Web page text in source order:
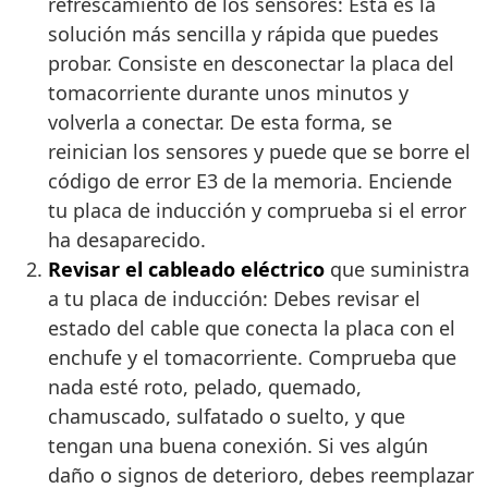
solución más sencilla y rápida que puedes
probar. Consiste en desconectar la placa del
tomacorriente durante unos minutos y
volverla a conectar. De esta forma, se
reinician los sensores y puede que se borre el
código de error E3 de la memoria. Enciende
tu placa de inducción y comprueba si el error
ha desaparecido.
Revisar el cableado eléctrico que suministra
a tu placa de inducción: Debes revisar el
estado del cable que conecta la placa con el
enchufe y el tomacorriente. Comprueba que
nada esté roto, pelado, quemado,
chamuscado, sulfatado o suelto, y que
tengan una buena conexión. Si ves algún
daño o signos de deterioro, debes reemplazar